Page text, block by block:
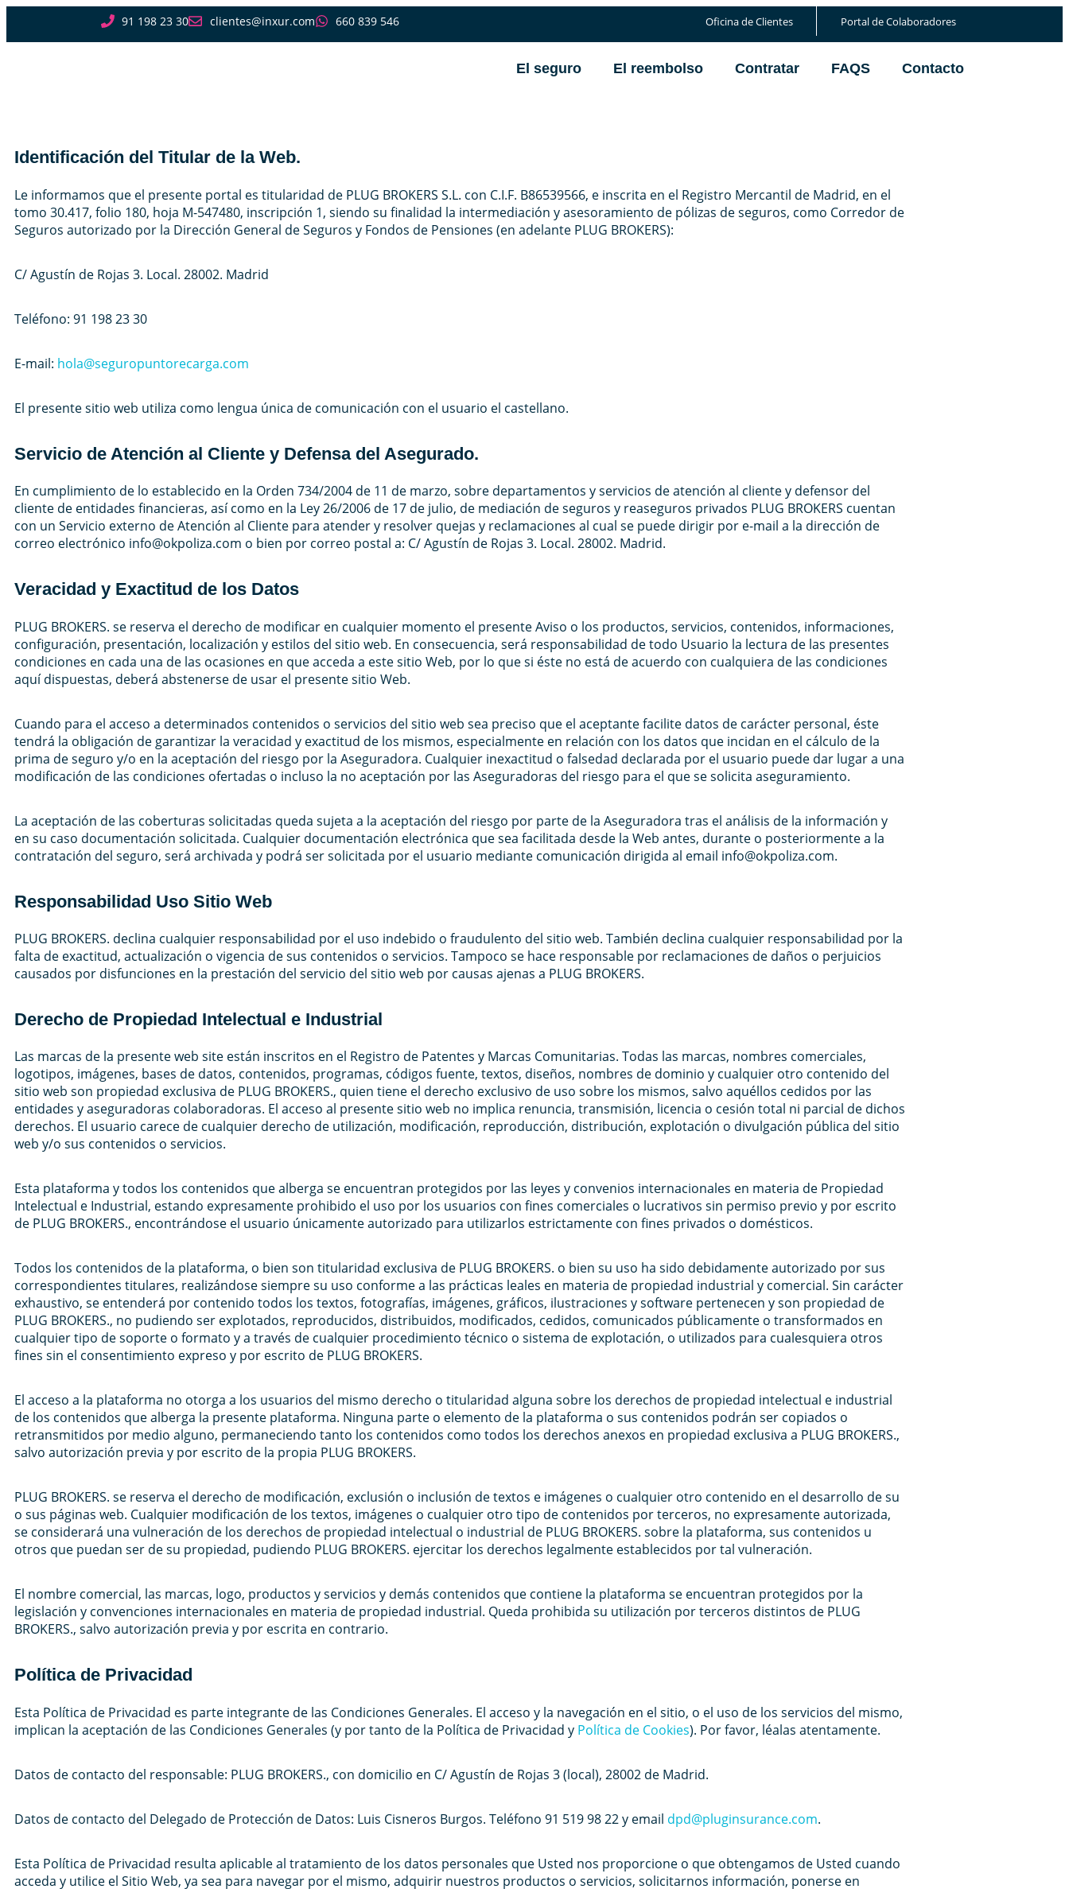
91 198 23 30 clientes@inxur.com 660 839 546 Oficina de Clientes Portal de Colaboradores
El seguro El reembolso Contratar FAQS Contacto
Identificación del Titular de la Web.
Le informamos que el presente portal es titularidad de PLUG BROKERS S.L. con C.I.F. B86539566, e inscrita en el Registro Mercantil de Madrid, en el
tomo 30.417, folio 180, hoja M-547480, inscripción 1, siendo su finalidad la intermediación y asesoramiento de pólizas de seguros, como Corredor de
Seguros autorizado por la Dirección General de Seguros y Fondos de Pensiones (en adelante PLUG BROKERS):
C/ Agustín de Rojas 3. Local. 28002. Madrid
Teléfono: 91 198 23 30
E-mail: hola@seguropuntorecarga.com
El presente sitio web utiliza como lengua única de comunicación con el usuario el castellano.
Servicio de Atención al Cliente y Defensa del Asegurado.
En cumplimiento de lo establecido en la Orden 734/2004 de 11 de marzo, sobre departamentos y servicios de atención al cliente y defensor del
cliente de entidades financieras, así como en la Ley 26/2006 de 17 de julio, de mediación de seguros y reaseguros privados PLUG BROKERS cuentan
con un Servicio externo de Atención al Cliente para atender y resolver quejas y reclamaciones al cual se puede dirigir por e-mail a la dirección de
correo electrónico info@okpoliza.com o bien por correo postal a: C/ Agustín de Rojas 3. Local. 28002. Madrid.
Veracidad y Exactitud de los Datos
PLUG BROKERS. se reserva el derecho de modificar en cualquier momento el presente Aviso o los productos, servicios, contenidos, informaciones,
configuración, presentación, localización y estilos del sitio web. En consecuencia, será responsabilidad de todo Usuario la lectura de las presentes
condiciones en cada una de las ocasiones en que acceda a este sitio Web, por lo que si éste no está de acuerdo con cualquiera de las condiciones
aquí dispuestas, deberá abstenerse de usar el presente sitio Web.
Cuando para el acceso a determinados contenidos o servicios del sitio web sea preciso que el aceptante facilite datos de carácter personal, éste
tendrá la obligación de garantizar la veracidad y exactitud de los mismos, especialmente en relación con los datos que incidan en el cálculo de la
prima de seguro y/o en la aceptación del riesgo por la Aseguradora. Cualquier inexactitud o falsedad declarada por el usuario puede dar lugar a una
modificación de las condiciones ofertadas o incluso la no aceptación por las Aseguradoras del riesgo para el que se solicita aseguramiento.
La aceptación de las coberturas solicitadas queda sujeta a la aceptación del riesgo por parte de la Aseguradora tras el análisis de la información y
en su caso documentación solicitada. Cualquier documentación electrónica que sea facilitada desde la Web antes, durante o posteriormente a la
contratación del seguro, será archivada y podrá ser solicitada por el usuario mediante comunicación dirigida al email info@okpoliza.com.
Responsabilidad Uso Sitio Web
PLUG BROKERS. declina cualquier responsabilidad por el uso indebido o fraudulento del sitio web. También declina cualquier responsabilidad por la
falta de exactitud, actualización o vigencia de sus contenidos o servicios. Tampoco se hace responsable por reclamaciones de daños o perjuicios
causados por disfunciones en la prestación del servicio del sitio web por causas ajenas a PLUG BROKERS.
Derecho de Propiedad Intelectual e Industrial
Las marcas de la presente web site están inscritos en el Registro de Patentes y Marcas Comunitarias. Todas las marcas, nombres comerciales,
logotipos, imágenes, bases de datos, contenidos, programas, códigos fuente, textos, diseños, nombres de dominio y cualquier otro contenido del
sitio web son propiedad exclusiva de PLUG BROKERS., quien tiene el derecho exclusivo de uso sobre los mismos, salvo aquéllos cedidos por las
entidades y aseguradoras colaboradoras. El acceso al presente sitio web no implica renuncia, transmisión, licencia o cesión total ni parcial de dichos
derechos. El usuario carece de cualquier derecho de utilización, modificación, reproducción, distribución, explotación o divulgación pública del sitio
web y/o sus contenidos o servicios.
Esta plataforma y todos los contenidos que alberga se encuentran protegidos por las leyes y convenios internacionales en materia de Propiedad
Intelectual e Industrial, estando expresamente prohibido el uso por los usuarios con fines comerciales o lucrativos sin permiso previo y por escrito
de PLUG BROKERS., encontrándose el usuario únicamente autorizado para utilizarlos estrictamente con fines privados o domésticos.
Todos los contenidos de la plataforma, o bien son titularidad exclusiva de PLUG BROKERS. o bien su uso ha sido debidamente autorizado por sus
correspondientes titulares, realizándose siempre su uso conforme a las prácticas leales en materia de propiedad industrial y comercial. Sin carácter
exhaustivo, se entenderá por contenido todos los textos, fotografías, imágenes, gráficos, ilustraciones y software pertenecen y son propiedad de
PLUG BROKERS., no pudiendo ser explotados, reproducidos, distribuidos, modificados, cedidos, comunicados públicamente o transformados en
cualquier tipo de soporte o formato y a través de cualquier procedimiento técnico o sistema de explotación, o utilizados para cualesquiera otros
fines sin el consentimiento expreso y por escrito de PLUG BROKERS.
El acceso a la plataforma no otorga a los usuarios del mismo derecho o titularidad alguna sobre los derechos de propiedad intelectual e industrial
de los contenidos que alberga la presente plataforma. Ninguna parte o elemento de la plataforma o sus contenidos podrán ser copiados o
retransmitidos por medio alguno, permaneciendo tanto los contenidos como todos los derechos anexos en propiedad exclusiva a PLUG BROKERS.,
salvo autorización previa y por escrito de la propia PLUG BROKERS.
PLUG BROKERS. se reserva el derecho de modificación, exclusión o inclusión de textos e imágenes o cualquier otro contenido en el desarrollo de su
o sus páginas web. Cualquier modificación de los textos, imágenes o cualquier otro tipo de contenidos por terceros, no expresamente autorizada,
se considerará una vulneración de los derechos de propiedad intelectual o industrial de PLUG BROKERS. sobre la plataforma, sus contenidos u
otros que puedan ser de su propiedad, pudiendo PLUG BROKERS. ejercitar los derechos legalmente establecidos por tal vulneración.
El nombre comercial, las marcas, logo, productos y servicios y demás contenidos que contiene la plataforma se encuentran protegidos por la
legislación y convenciones internacionales en materia de propiedad industrial. Queda prohibida su utilización por terceros distintos de PLUG
BROKERS., salvo autorización previa y por escrita en contrario.
Política de Privacidad
Esta Política de Privacidad es parte integrante de las Condiciones Generales. El acceso y la navegación en el sitio, o el uso de los servicios del mismo,
implican la aceptación de las Condiciones Generales (y por tanto de la Política de Privacidad y Política de Cookies). Por favor, léalas atentamente.
Datos de contacto del responsable: PLUG BROKERS., con domicilio en C/ Agustín de Rojas 3 (local), 28002 de Madrid.
Datos de contacto del Delegado de Protección de Datos: Luis Cisneros Burgos. Teléfono 91 519 98 22 y email dpd@pluginsurance.com.
Esta Política de Privacidad resulta aplicable al tratamiento de los datos personales que Usted nos proporcione o que obtengamos de Usted cuando
acceda y utilice el Sitio Web, ya sea para navegar por el mismo, adquirir nuestros productos o servicios, solicitarnos información, ponerse en